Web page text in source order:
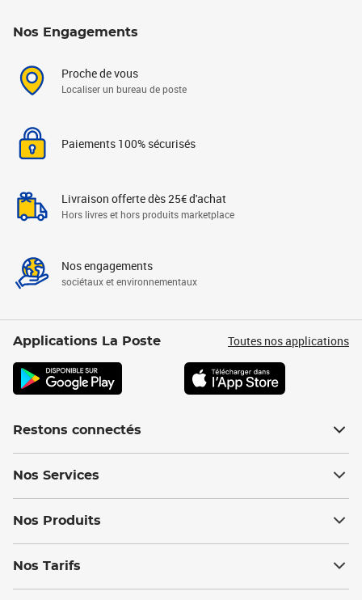
Nos Engagements
Proche de vous
Localiser un bureau de poste
Paiements 100% sécurisés
Livraison offerte dès 25€ d'achat
Hors livres et hors produits marketplace
Nos engagements
sociétaux et environnementaux
Applications La Poste Toutes nos applications
Restons connectés
Nos Services
Nos Produits
Nos Tarifs